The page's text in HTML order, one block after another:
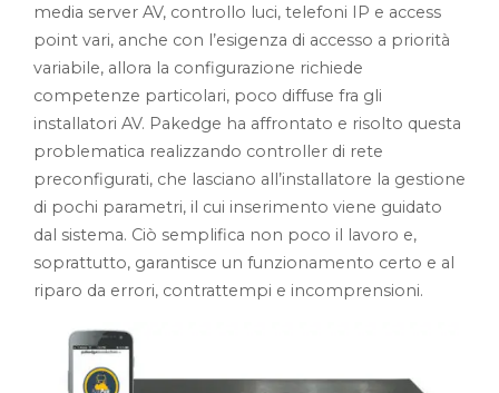
media server AV, controllo luci, telefoni IP e access
point vari, anche con l’esigenza di accesso a priorità
variabile, allora la configurazione richiede
competenze particolari, poco diffuse fra gli
installatori AV. Pakedge ha affrontato e risolto questa
problematica realizzando controller di rete
preconfigurati, che lasciano all’installatore la gestione
di pochi parametri, il cui inserimento viene guidato
dal sistema. Ciò semplifica non poco il lavoro e,
soprattutto, garantisce un funzionamento certo e al
riparo da errori, contrattempi e incomprensioni.